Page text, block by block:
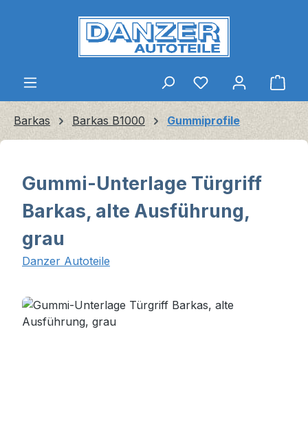
Zum Hauptinhalt springen
Barkas Barkas B1000 Gummiprofile
Gummi-Unterlage Türgriff
Barkas, alte Ausführung,
grau
Danzer Autoteile
Bildergalerie überspringen